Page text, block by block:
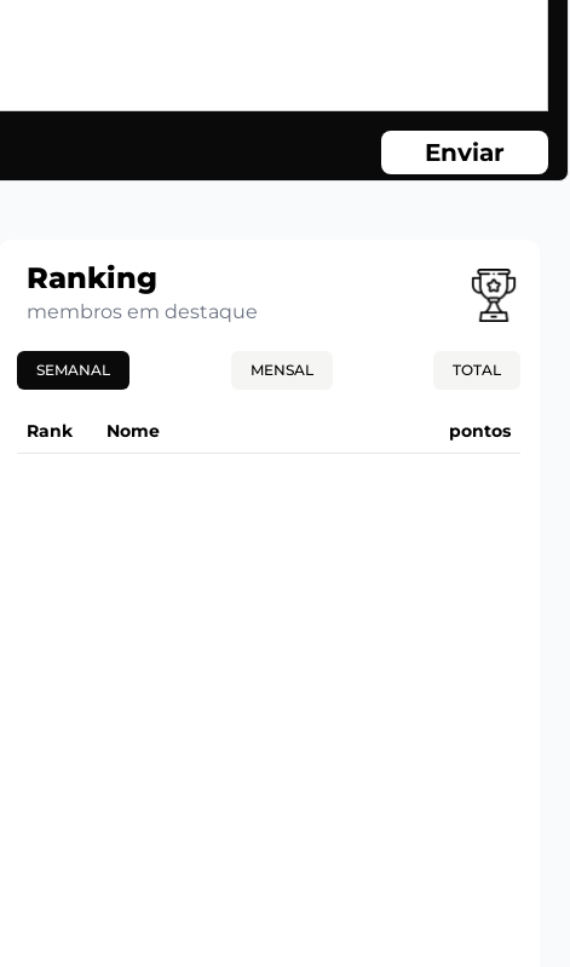
Enviar
Ranking
membros em destaque
SEMANAL MENSAL TOTAL
Rank Nome pontos